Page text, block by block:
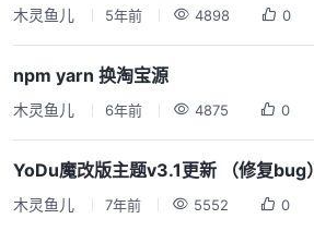
木灵鱼儿 5年前 4898 0
npm yarn 换淘宝源
木灵鱼儿 6年前 4875 0
YoDu魔改版主题v3.1更新 （修复bug）
木灵鱼儿 7年前 5552 0